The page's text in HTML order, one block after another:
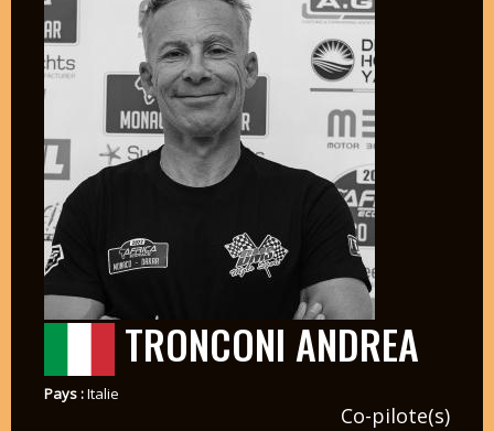
TRONCONI ANDREA
Pays :Italie
Co-pilote(s)